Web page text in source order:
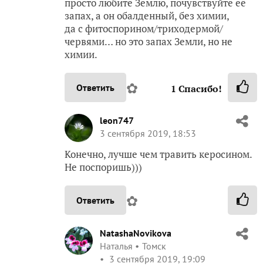
запах, а он обалденный, без химии,
да с фитоспорином/триходермой/
червями… но это запах Земли, но не
химии.
Ответить ✿ 1 Спасибо!
leon747
3 сентября 2019, 18:53
Конечно, лучше чем травить керосином.
Не поспоришь)))
Ответить ✿
NatashaNovikova
Наталья
Томск
3 сентября 2019, 19:09